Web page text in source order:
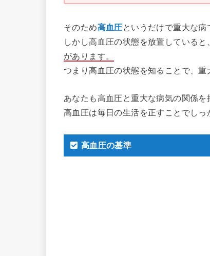
そのため高血圧というだけで重大な病
しかし高血圧の状態を放置していると
があります。
つまり高血圧の状態を知ることで、重
あなたも高血圧と重大な病気の関係を
高血圧は毎日の生活を正すことでしっ
高血圧の基準